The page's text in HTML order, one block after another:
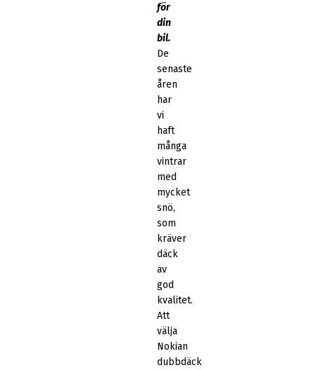
för
din
bil.
De
senaste
åren
har
vi
haft
många
vintrar
med
mycket
snö,
som
kräver
däck
av
god
kvalitet.
Att
välja
Nokian
dubbdäck